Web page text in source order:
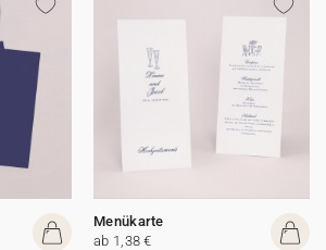
Menükarte
ab 1,38 €